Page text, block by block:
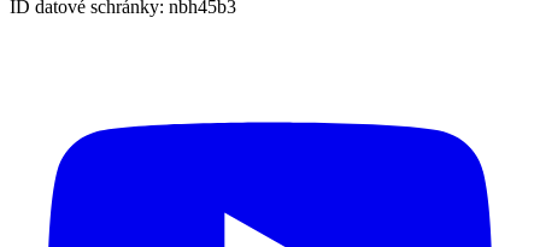
ID datové schránky: nbh45b3